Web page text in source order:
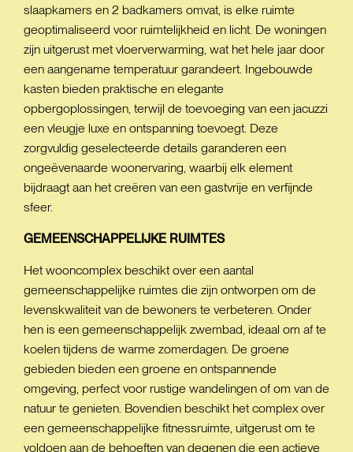
slaapkamers en 2 badkamers omvat, is elke ruimte
geoptimaliseerd voor ruimtelijkheid en licht. De woningen
zijn uitgerust met vloerverwarming, wat het hele jaar door
een aangename temperatuur garandeert. Ingebouwde
kasten bieden praktische en elegante
opbergoplossingen, terwijl de toevoeging van een jacuzzi
een vleugje luxe en ontspanning toevoegt. Deze
zorgvuldig geselecteerde details garanderen een
ongeëvenaarde woonervaring, waarbij elk element
bijdraagt aan het creëren van een gastvrije en verfijnde
sfeer.
GEMEENSCHAPPELIJKE RUIMTES
Het wooncomplex beschikt over een aantal
gemeenschappelijke ruimtes die zijn ontworpen om de
levenskwaliteit van de bewoners te verbeteren. Onder
hen is een gemeenschappelijk zwembad, ideaal om af te
koelen tijdens de warme zomerdagen. De groene
gebieden bieden een groene en ontspannende
omgeving, perfect voor rustige wandelingen of om van de
natuur te genieten. Bovendien beschikt het complex over
een gemeenschappelijke fitnessruimte, uitgerust om te
voldoen aan de behoeften van degenen die een actieve